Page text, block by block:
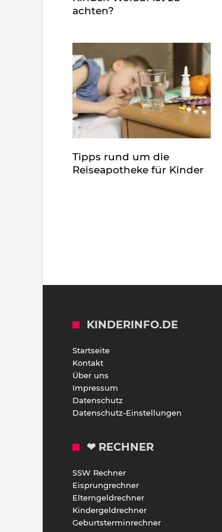
achten?
Tipps rund um die
Reiseapotheke für Kinder
KINDERINFO.DE
Startseite
Kontakt
Über uns
Impressum
Datenschutz
Datenschutz-Einstellungen
❤ RECHNER
SSW Rechner
Eisprungrechner
Elterngeldrechner
Kindergeldrechner
Geburtsterminrechner